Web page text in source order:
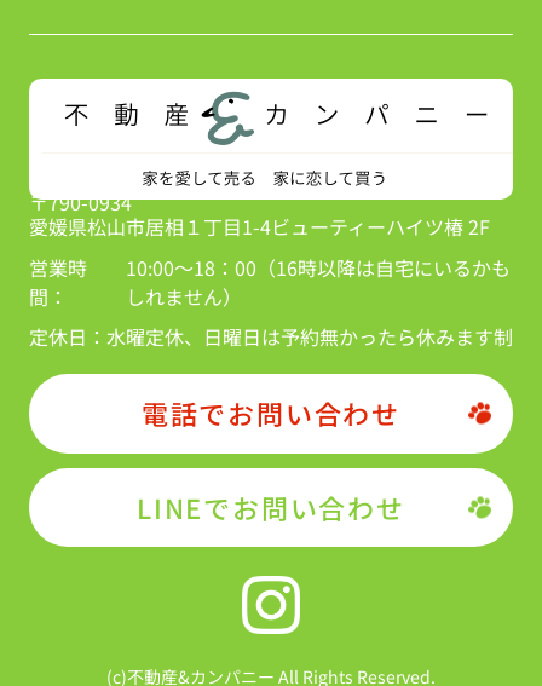
〒790-0934
愛媛県松山市居相１丁目1-4ビューティーハイツ椿 2F
営業時
間：
10:00～18：00（16時以降は自宅にいるかも
しれません）
定休日： 水曜定休、日曜日は予約無かったら休みます制
電話でお問い合わせ
LINEでお問い合わせ
(c)不動産&カンパニー All Rights Reserved.